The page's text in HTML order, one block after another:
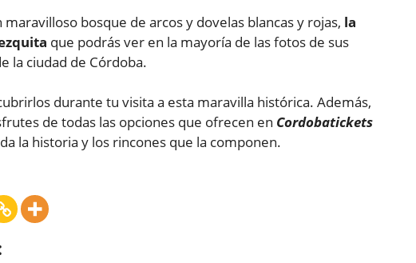
bosque de arcos y dovelas blancas y rojas, la
que podrás ver en la mayoría de las fotos de sus
la ciudad de Córdoba.
durante tu visita a esta maravilla histórica. Además,
de todas las opciones que ofrecen en Cordobatickets
la historia y los rincones que la componen.